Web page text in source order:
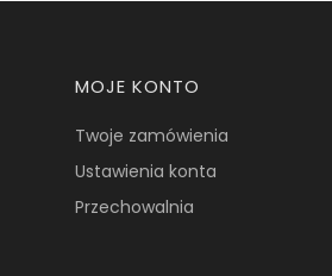
MOJE KONTO
Twoje zamówienia
Ustawienia konta
Przechowalnia